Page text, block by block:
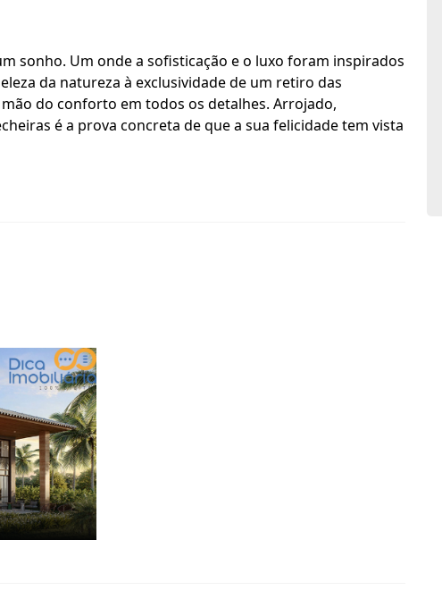
sonho. Um onde a sofisticação e o luxo foram inspirados
da natureza à exclusividade de um retiro das
do conforto em todos os detalhes. Arrojado,
é a prova concreta de que a sua felicidade tem vista